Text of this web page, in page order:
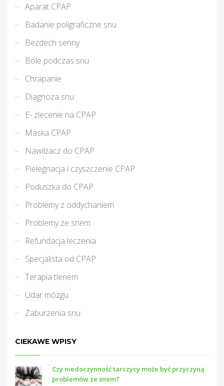
Aparat CPAP
Badanie poligraficzne snu
Bezdech senny
Bóle podczas snu
Chrapanie
Diagnoza snu
E- zlecenie na CPAP
Maska CPAP
Nawilżacz do CPAP
Pielegnacja i czyszczenie CPAP
Poduszka do CPAP
Problemy z oddychaniem
Problemy ze snem
Refundacja leczenia
Specjalista od CPAP
Terapia tlenem
Udar mózgu
Zaburzenia snu
CIEKAWE WPISY
Czy niedoczynność tarczycy może być przyczyną
problemów ze snem?